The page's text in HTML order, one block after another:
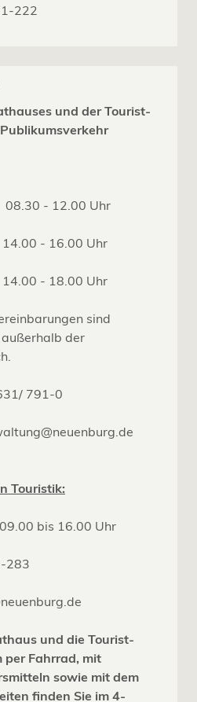
222
und der Tourist-
08.30 - 12.00 Uhr
16.00 Uhr
- 18.00 Uhr
sind
der
791-0
Touristik:
09.00 bis 16.00 Uhr
283
und die Tourist-
per Fahrrad, mit
sowie mit dem
finden Sie im 4-